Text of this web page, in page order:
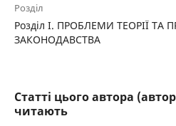
Розділ
Розділ I. ПРОБЛЕМИ ТЕОРІЇ ТА
ЗАКОНОДАВСТВА
Статті цього автора
читають